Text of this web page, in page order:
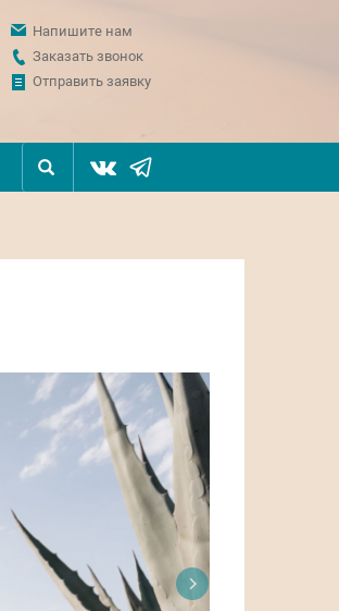
Напишите нам
Заказать звонок
Отправить заявку